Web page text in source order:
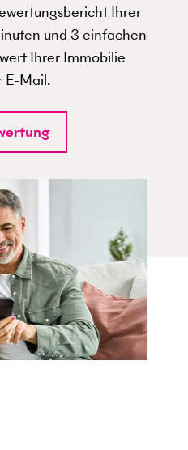
Ihrer
und 3 einfachen
Ihrer Immobilie
E-Mail.